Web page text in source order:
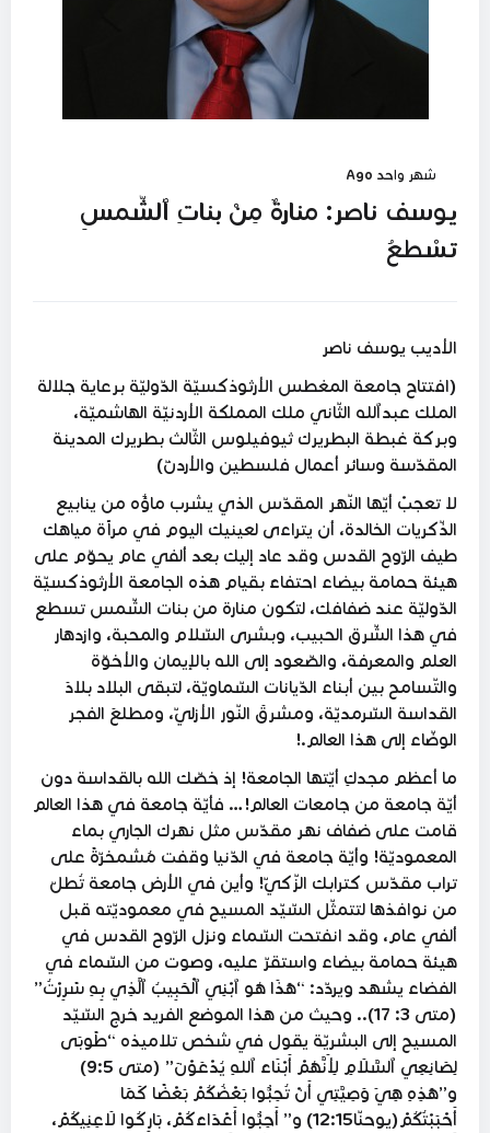
شهر واحد Ago
يوسف ناصر: منارةٌ مِنْ بناتِ ٱلشّمسِ
تسْطعُ
الأديب يوسف ناصر
(افتتاح جامعة المغطس الأرثوذكسيّة الدّوليّة برعاية جلالة
الملك عبدٱلله الثّاني ملك المملكة الأردنيّة الهاشميّة،
وبركة غبطة البطريرك ثيوفيلوس الثّالث بطريرك المدينة
المقدّسة وسائر أعمال فلسطين والأردنّ)
لا تعجبْ أيّها النّهر المقدّس الذي يشرب ماؤُه من ينابيع
الذّكريات الخالدة، أن يتراءى لعينيك اليوم في مرآة مياهك
طيف الرّوح القدس وقد عاد إليك بعد ألفي عام يحوّم على
هيئة حمامة بيضاء احتفاءً بقيام هذه الجامعة الأرثوذكسيّة
الدّوليّة عند ضفافك، لتكون منارة من بنات الشّمس تسطع
في هذا الشّرق الحبيب، وبشرى السّلام والمحبة، وازدهار
العلم والمعرفة، والصّعود إلى الله بالإيمان والأخوّة
والتّسامح بين أبناء الدّيانات السّماويّة، لتبقى البلاد بلادَ
القداسة السّرمديّة، ومشرقَ النّور الأزليّ، ومطلعَ الفجر
الوضّاء إلى هذا العالم.!
ما أعظم مجدكِ أيّتها الجامعة! إذ خصّك الله بالقداسة دون
أيّة جامعة من جامعات العالم!… فأيّة جامعة في هذا العالم
قامت على ضفاف نهر مقدّس مثل نهرك الجاري بماء
المعموديّة! وأيّة جامعة في الدّنيا وقفت مُشمخرّةً على
تراب مقدّس كترابك الزّكيّ! وأين في الأرض جامعة تُطلّ
من نوافذها لتتمثّل السّيّد المسيح في معموديّته قبل
ألفي عام، وقد انفتحت السّماء ونزل الرّوح القدس في
هيئة حمامة بيضاء واستقرّ عليه، وصوت من السّماء في
الفضاء يشهد ويردّد: “هَذَا هُو ٱبْنِي ٱلْحَبِيبُ ٱلَّذِي بِهِ سًرِرْتُ”
(متى 3: 17).. وحيث من هذا الموضع الفريد خرج السّيّد
المسيح إلى البشريّة يقول في شخص تلاميذه “طًوبَى
لِصَانِعِي ٱلسَّلَامِ لِأَنَّهُمْ أَبْنَاءَ ٱللهِ يُدْعَوْنَ” (متى 9:5)
و”هَذِهِ هِيَ وَصِيَّتِي أَنْ تُحِبُّوا بَعْضُكُمْ بَعْضًا كَمَا
أَحْبَبْتُكُمْ(يوحنّا12:15) و” أَحِبُّوا أَعْدَاءَكُمْ، بَارِكُوا لَاعِنِيكُمْ،